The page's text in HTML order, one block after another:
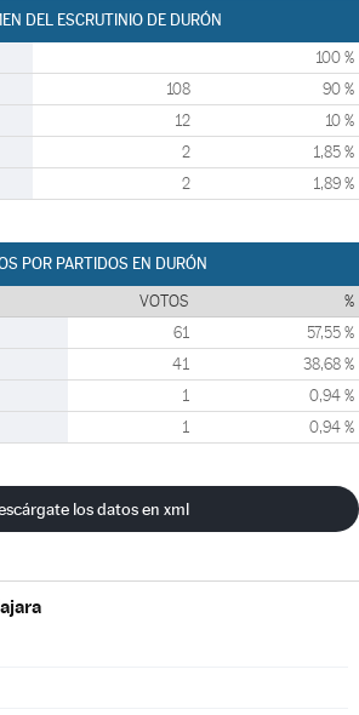
DEL ESCRUTINIO DE DURÓN
100 %
108 90 %
12 10 %
2 1,85 %
2 1,89 %
POR PARTIDOS EN DURÓN
VOTOS %
61 57,55 %
41 38,68 %
1 0,94 %
1 0,94 %
los datos en xml